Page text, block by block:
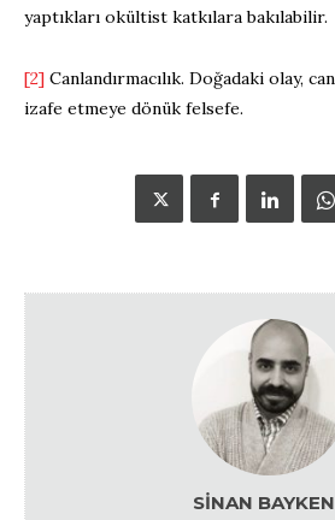
yaptıkları okültist katkılara bakılabilir.
[2] Canlandırmacılık. Doğadaki olay,
izafe etmeye dönük felsefe.
SINAN